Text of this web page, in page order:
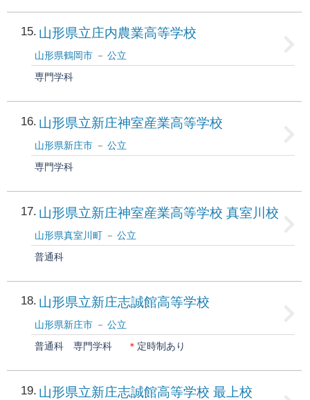
15 山形県立庄内農業高等学校
山形県鶴岡市
公立
専門学科
16 山形県立新庄神室産業高等学校
山形県新庄市
公立
専門学科
17 山形県立新庄神室産業高等学校 真室川校
山形県真室川町
公立
普通科
18 山形県立新庄志誠館高等学校
山形県新庄市
公立
普通科
専門学科 ＊ 定時制あり
19 山形県立新庄志誠館高等学校 最上校